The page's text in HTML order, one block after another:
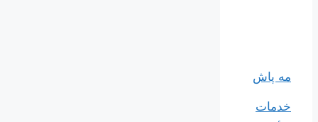
مه پاش
خدمات